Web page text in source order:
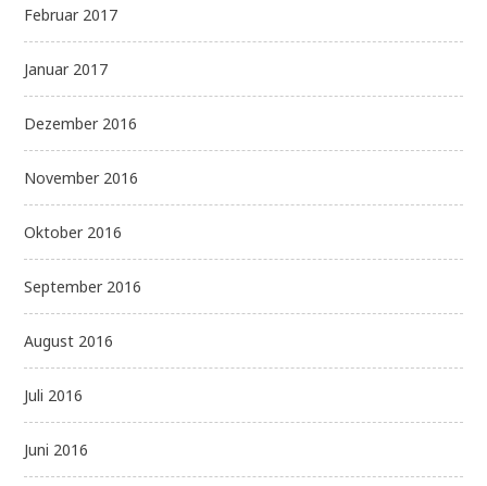
Februar 2017
Januar 2017
Dezember 2016
November 2016
Oktober 2016
September 2016
August 2016
Juli 2016
Juni 2016